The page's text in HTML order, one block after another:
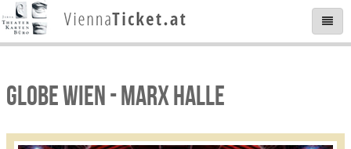
GLOBE WIEN - MARX HALLE